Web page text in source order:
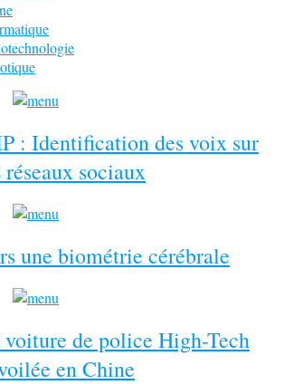
: Identification des voix sur
réseaux sociaux
une biométrie cérébrale
de police High-Tech
en Chine